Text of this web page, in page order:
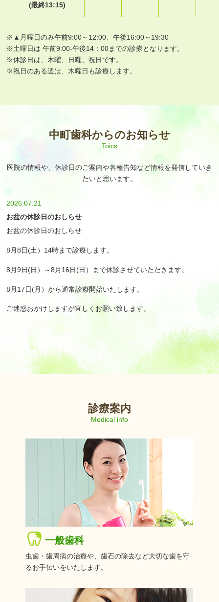
(最終13:15)
※▲月曜日のみ午前9:00～12:00、午後16:00～19:30
※土曜日は 午前9:00-午後14：00までの診療となります。
※休診日は、木曜、日曜、祝日です。
※祝日のある週は、木曜日も診療します。
中町歯科からのお知らせ
Toics
医院の情報や、休診日のご案内や各種告知など情報を発信していき
たいと思います。
2026.07.21
お盆の休診日のおしらせ
お盆の休診日のおしらせ
8月8日(土）14時まで診療します。
8月9日(日）～8月16日(日）まで休診させていただきます。
8月17日(月）から通常診療開始いたします。
ご迷惑おかけしますが宜しくお願い致します。
2026.07.11
お知らせ
診療案内
Medical info
一般歯科
虫歯・歯周病の治療や、歯石の除去など大切な歯を守
るお手伝いをいたします。